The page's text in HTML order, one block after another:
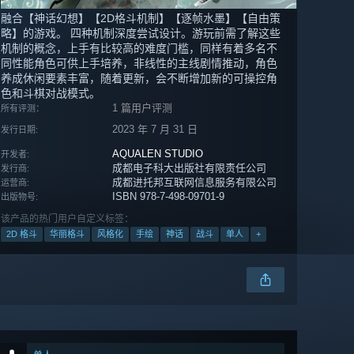
融合【神话幻想】【2D格斗机制】【逐帧水墨】【自由策
略】的游戏。 四种机制深度尝试设计。游玩前需了解这些
机制的概念，上手有比较高的难度门槛，同样有着多名不
同性能角色可供上手培养，非线性的主线剧情推动，角色
养成休闲要素丰富，随着更新，会不断增加新的可操控角
色和斗棋对战模式。
所有评测： 1 篇用户评测
发行日期: 2023 年 7 月 31 日
开发者: AQUALEN STUDIO
发行商: 成都电子科大出版社有限责任公司
运营商: 成都进托邦互联网信息服务有限公司
出版物号: ISBN 978-7-498-09701-9
该产品的热门用户自定义标签：
2D 格斗 华丽格斗 风格化 手绘 神话 战斗 单人 +